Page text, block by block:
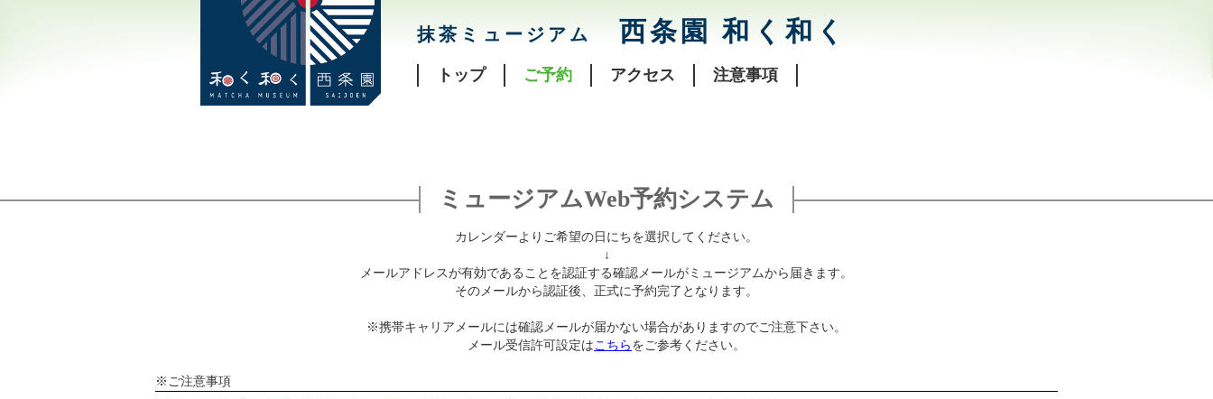
抹茶ミュージアム 西条園 和く和く
トップ ご予約 アクセス 注意事項
ミュージアムWeb予約システム
カレンダーよりご希望の日にちを選択してください。
↓
メールアドレスが有効であることを認証する確認メールがミュージアムから届きます。
そのメールから認証後、正式に予約完了となります。
※携帯キャリアメールには確認メールが届かない場合がありますのでご注意下さい。
メール受信許可設定はこちら をご参考ください。
※ご注意事項